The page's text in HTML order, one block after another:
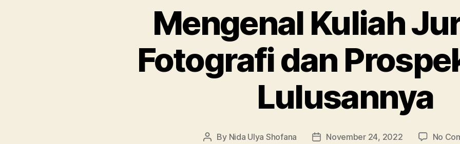
Mengenal Kuliah
Fotografi dan
Lulusannya
Post
By Nida Ulya Shofana
PostNovember 24, 2022 No